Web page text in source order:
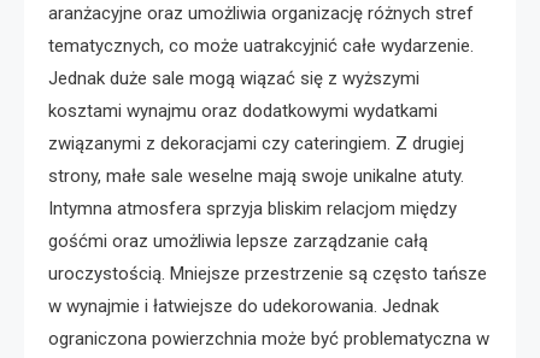
aranżacyjne oraz umożliwia organizację różnych stref
tematycznych, co może uatrakcyjnić całe wydarzenie.
Jednak duże sale mogą wiązać się z wyższymi
kosztami wynajmu oraz dodatkowymi wydatkami
związanymi z dekoracjami czy cateringiem. Z drugiej
strony, małe sale weselne mają swoje unikalne atuty.
Intymna atmosfera sprzyja bliskim relacjom między
gośćmi oraz umożliwia lepsze zarządzanie całą
uroczystością. Mniejsze przestrzenie są często tańsze
w wynajmie i łatwiejsze do udekorowania. Jednak
ograniczona powierzchnia może być problematyczna w